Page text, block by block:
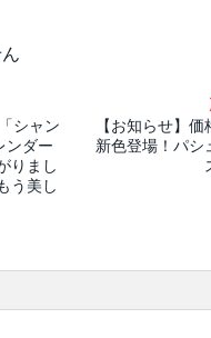
シャン
ンダー
りまし
う美し
【お知らせ】価
新色登場！パシ